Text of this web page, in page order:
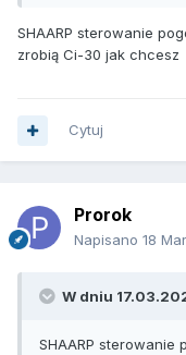
SHAARP sterowanie
zrobią Ci-30 jak chcesz
Cytuj
Prorok
Napisano 18
W dniu
SHAARP sterowanie